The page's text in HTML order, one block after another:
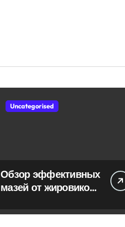
Uncategorised
Обзор эффективных
мазей от жировиков
эффектом